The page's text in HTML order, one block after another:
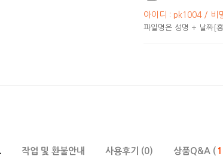
아이디 : pk1004 / 비
파일명은 성명 + 날짜[
작업 및 환불안내 사용후기 (0) 상품Q&A ( 1